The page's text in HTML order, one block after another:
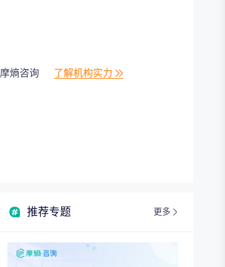
摩熵咨询 了解机构实力
推荐专题 更多